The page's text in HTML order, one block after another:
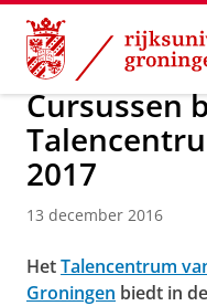
Skip
Content
Skip
Navigation
Over ons Actueel
Cursussen
2017
13 december 2016
HetTalencentrum
Groningen biedt in